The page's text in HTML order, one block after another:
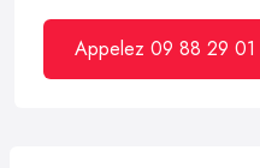
Appelez 09 88 29 01